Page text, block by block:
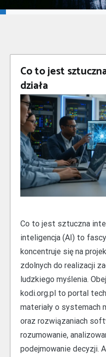
Co to jest
działa
Co to jest sztuczna
inteligencja (AI) to
koncentruje się na
zdolnych do realizacji
ludzkiego myślenia.
kodi.org.pl to portal
materiały o systemach
oraz rozwiązaniach
rozumowanie,
podejmowanie decyzji.